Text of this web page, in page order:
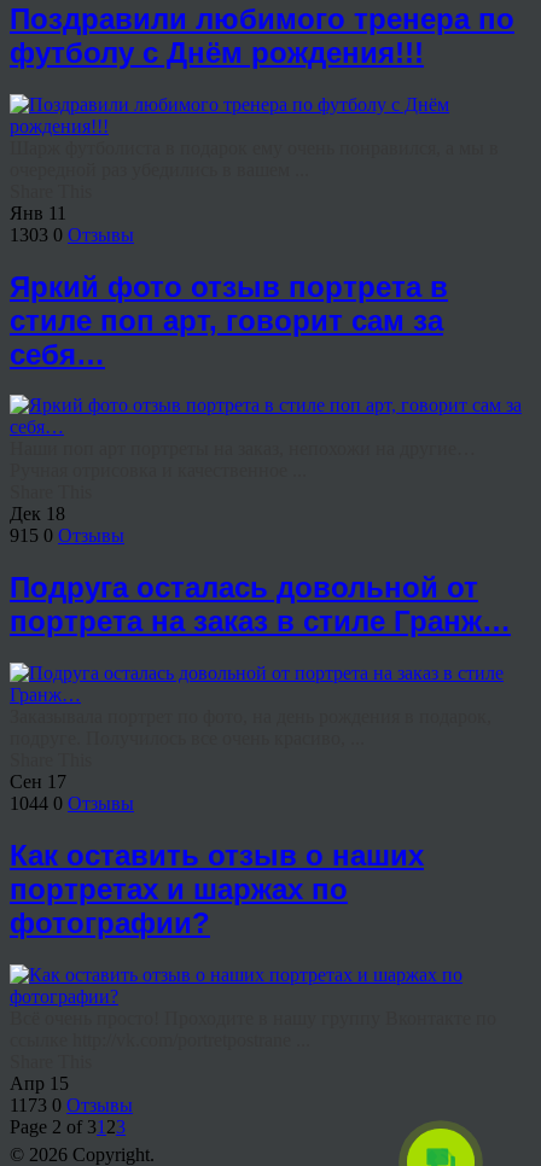
Поздравили любимого тренера по
футболу с Днём рождения!!!
Янв 11
1303 0 Отзывы
Яркий фото отзыв портрета в
стиле поп арт, говорит сам за
себя…
Дек 18
915 0 Отзывы
Подруга осталась довольной от
портрета на заказ в стиле Гранж…
Сен 17
1044 0 Отзывы
Как оставить отзыв о наших
портретах и шаржах по
фотографии?
Апр 15
1173 0 Отзывы
Page 2 of 31 23
© 2026 Copyright.